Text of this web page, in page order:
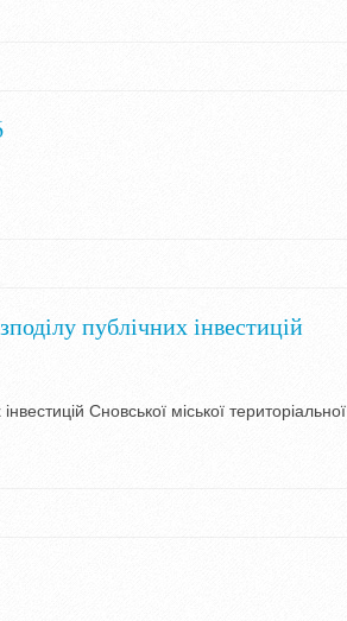
публічних інвестицій
Сновської міської територіальної